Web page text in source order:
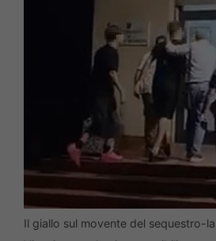
Il giallo sul movente del sequestro-